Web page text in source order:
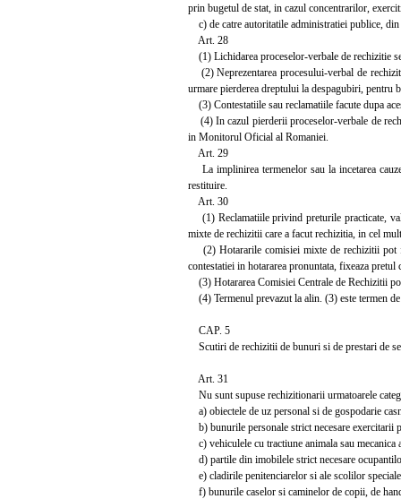
prin bugetul de stat, in cazul concentrarilor,
c) de catre autoritatile administratiei publice,
Art. 28
(1) Lichidarea proceselor-verbale de rechizitie
(2) Neprezentarea procesului-verbal de
urmare pierderea dreptului la despagubiri, pentru
(3) Contestatiile sau reclamatiile facute dupa
(4) In cazul pierderii proceselor-verbale de
in Monitorul Oficial al Romaniei.
Art. 29
La implinirea termenelor sau la incetarea
restituire.
Art. 30
(1) Reclamatiile privind preturile practicate,
mixte de rechizitii care a facut rechizitia, in cel
(2) Hotararile comisiei mixte de rechizitii pot
contestatiei in hotararea pronuntata, fixeaza pretul
(3) Hotararea Comisiei Centrale de Rechizitii
(4) Termenul prevazut la alin. (3) este termen de
CAP. 5
Scutiri de rechizitii de bunuri si de prestari de
Art. 31
Nu sunt supuse rechizitionarii urmatoarele
a) obiectele de uz personal si de gospodarie
b) bunurile personale strict necesare exercitarii
c) vehiculele cu tractiune animala sau
d) partile din imobilele strict necesare
e) cladirile penitenciarelor si ale scolilor
f) bunurile caselor si caminelor de copii, de